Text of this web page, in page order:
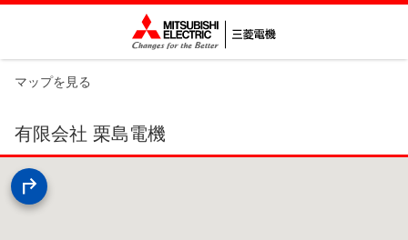
マップを見る
有限会社 栗島電機